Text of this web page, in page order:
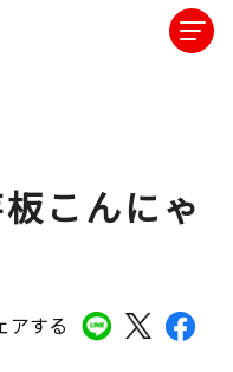
アする
こんにゃ